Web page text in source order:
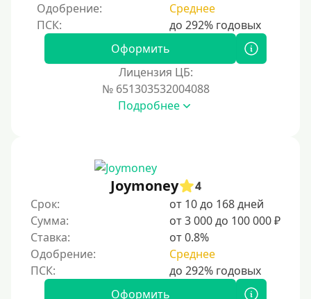
Процент
С пролонгацией (продлением)
Под высокий процент
С ежемесячным платежом
Под низкий процент
Без процентов
Первый займ без процентов
Без процентов на 30 дней
Одобрение:
Среднее
Оформить
Лицензия ЦБ:
№ 651303532004088
Подробнее
Joymoney
4
Срок:
от 10 до 168 дней
Сумма:
от 3 000 до 100 000 ₽
Ставка:
от 0.8%
Одобрение:
Среднее
Оформить